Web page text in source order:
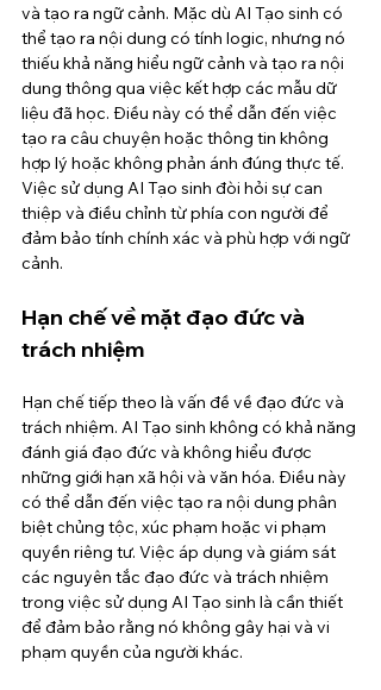
và tạo ra ngữ cảnh. Mặc dù AI Tạo sinh có
thể tạo ra nội dung có tính logic, nhưng nó
thiếu khả năng hiểu ngữ cảnh và tạo ra nội
dung thông qua việc kết hợp các mẫu dữ
liệu đã học. Điều này có thể dẫn đến việc
tạo ra câu chuyện hoặc thông tin không
hợp lý hoặc không phản ánh đúng thực tế.
Việc sử dụng AI Tạo sinh đòi hỏi sự can
thiệp và điều chỉnh từ phía con người để
đảm bảo tính chính xác và phù hợp với ngữ
cảnh.
Hạn chế về mặt đạo đức và
trách nhiệm
Hạn chế tiếp theo là vấn đề về đạo đức và
trách nhiệm. AI Tạo sinh không có khả năng
đánh giá đạo đức và không hiểu được
những giới hạn xã hội và văn hóa. Điều này
có thể dẫn đến việc tạo ra nội dung phân
biệt chủng tộc, xúc phạm hoặc vi phạm
quyền riêng tư. Việc áp dụng và giám sát
các nguyên tắc đạo đức và trách nhiệm
trong việc sử dụng AI Tạo sinh là cần thiết
để đảm bảo rằng nó không gây hại và vi
phạm quyền của người khác.